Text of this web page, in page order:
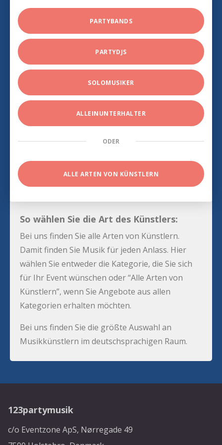
PARTYBANDS
PARTYDJS
SOLOMUSIKER
ALLEINUNTERHALTER
ODER
ALLE ARTEN VON KÜNSTLERN
So wählen Sie die Art des Künstlers:
Bei uns finden Sie alle Arten von Künstlern.
Damit finden Sie Musik für jeden Anlass. Hier
wählen Sie entweder die Kategorie, die Sie sich
für Ihr Event wünschen oder “Alle Arten von
Künstlern”, wenn Sie Angebote aus allen
Kategorien erhalten möchten.
Bei uns finden Sie die größte Auswahl an
Musikkünstlern im deutschsprachigen Raum.
123partymusik
c/o Eventzone ApS, Nørregade 49